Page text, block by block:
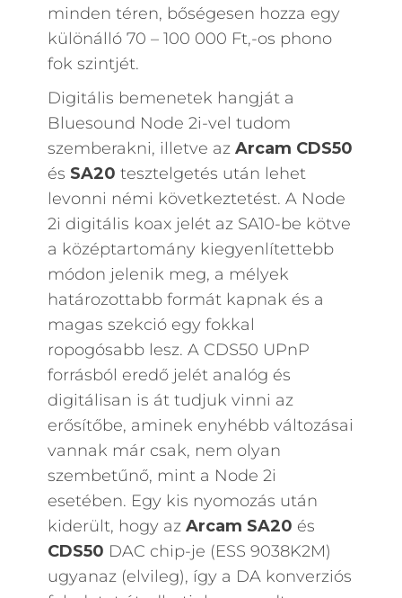
minden téren, bőségesen hozza egy
különálló 70 – 100 000 Ft,-os phono
fok szintjét.
Digitális bemenetek hangját a
Bluesound Node 2i-vel tudom
szemberakni, illetve az Arcam CDS50
és SA20 tesztelgetés után lehet
levonni némi következtetést. A Node
2i digitális koax jelét az SA10-be kötve
a középtartomány kiegyenlítettebb
módon jelenik meg, a mélyek
határozottabb formát kapnak és a
magas szekció egy fokkal
ropogósabb lesz. A CDS50 UPnP
forrásból eredő jelét analóg és
digitálisan is át tudjuk vinni az
erősítőbe, aminek enyhébb változásai
vannak már csak, nem olyan
szembetűnő, mint a Node 2i
esetében. Egy kis nyomozás után
kiderült, hogy az Arcam SA20 és
CDS50 DAC chip-je (ESS 9038K2M)
ugyanaz (elvileg), így a DA konverziós